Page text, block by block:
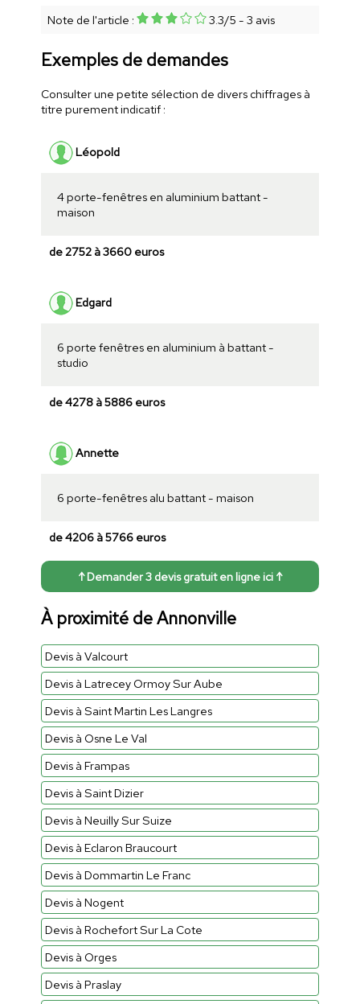
Note de l'article : 3.3/5 - 3 avis
Exemples de demandes
Consulter une petite sélection de divers chiffrages à
titre purement indicatif :
Léopold
4 porte-fenêtres en aluminium battant -
maison
de 2752 à 3660 euros
Edgard
6 porte fenêtres en aluminium à battant -
studio
de 4278 à 5886 euros
Annette
6 porte-fenêtres alu battant - maison
de 4206 à 5766 euros
↑ Demander 3 devis gratuit en ligne ici ↑
À proximité de Annonville
Devis à Valcourt
Devis à Latrecey Ormoy Sur Aube
Devis à Saint Martin Les Langres
Devis à Osne Le Val
Devis à Frampas
Devis à Saint Dizier
Devis à Neuilly Sur Suize
Devis à Eclaron Braucourt
Devis à Dommartin Le Franc
Devis à Nogent
Devis à Rochefort Sur La Cote
Devis à Orges
Devis à Praslay